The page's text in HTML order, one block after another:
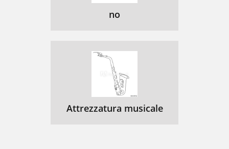
no
Attrezzatura musicale